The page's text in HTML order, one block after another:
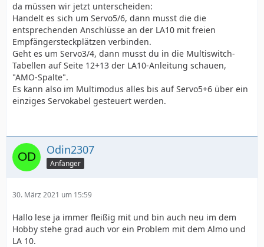
da müssen wir jetzt unterscheiden:
Handelt es sich um Servo5/6, dann musst die die
entsprechenden Anschlüsse an der LA10 mit freien
Empfängersteckplätzen verbinden.
Geht es um Servo3/4, dann musst du in die Multiswitch-
Tabellen auf Seite 12+13 der LA10-Anleitung schauen,
"AMO-Spalte".
Es kann also im Multimodus alles bis auf Servo5+6 über ein
einziges Servokabel gesteuert werden.
Odin2307
Anfänger
30. März 2021 um 15:59
Hallo lese ja immer fleißig mit und bin auch neu im dem
Hobby stehe grad auch vor ein Problem mit dem Almo und
LA 10.